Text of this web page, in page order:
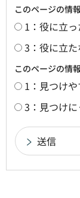
このページの情
1：役に立っ
3：役に立
このページの情
1：見つけ
3：見つけ